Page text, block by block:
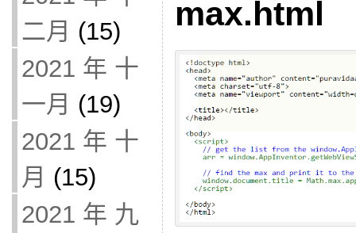
二月 (15)
2021 年 十
一月 (19)
2021 年 十
月 (15)
2021 年 九
max.html